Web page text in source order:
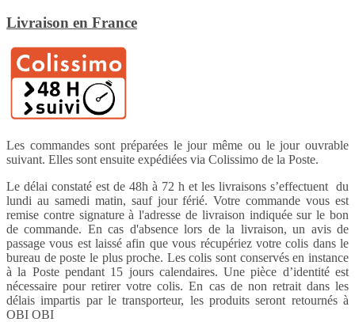
Livraison en France
Les commandes sont préparées le jour même ou le jour ouvrable
suivant. Elles sont ensuite expédiées via Colissimo de la Poste.
Le délai constaté est de 48h à 72 h et les livraisons s’effectuent du
lundi au samedi matin, sauf jour férié. Votre commande vous est
remise contre signature à l'adresse de livraison indiquée sur le bon
de commande. En cas d'absence lors de la livraison, un avis de
passage vous est laissé afin que vous récupériez votre colis dans le
bureau de poste le plus proche. Les colis sont conservés en instance
à la Poste pendant 15 jours calendaires. Une pièce d’identité est
nécessaire pour retirer votre colis. En cas de non retrait dans les
délais impartis par le transporteur, les produits seront retournés à
OBI OBI